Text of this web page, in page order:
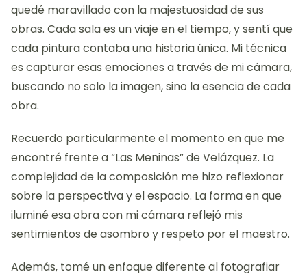
quedé maravillado con la majestuosidad de sus
obras. Cada sala es un viaje en el tiempo, y sentí que
cada pintura contaba una historia única. Mi técnica
es capturar esas emociones a través de mi cámara,
buscando no solo la imagen, sino la esencia de cada
obra.
Recuerdo particularmente el momento en que me
encontré frente a “Las Meninas” de Velázquez. La
complejidad de la composición me hizo reflexionar
sobre la perspectiva y el espacio. La forma en que
iluminé esa obra con mi cámara reflejó mis
sentimientos de asombro y respeto por el maestro.
Además, tomé un enfoque diferente al fotografiar